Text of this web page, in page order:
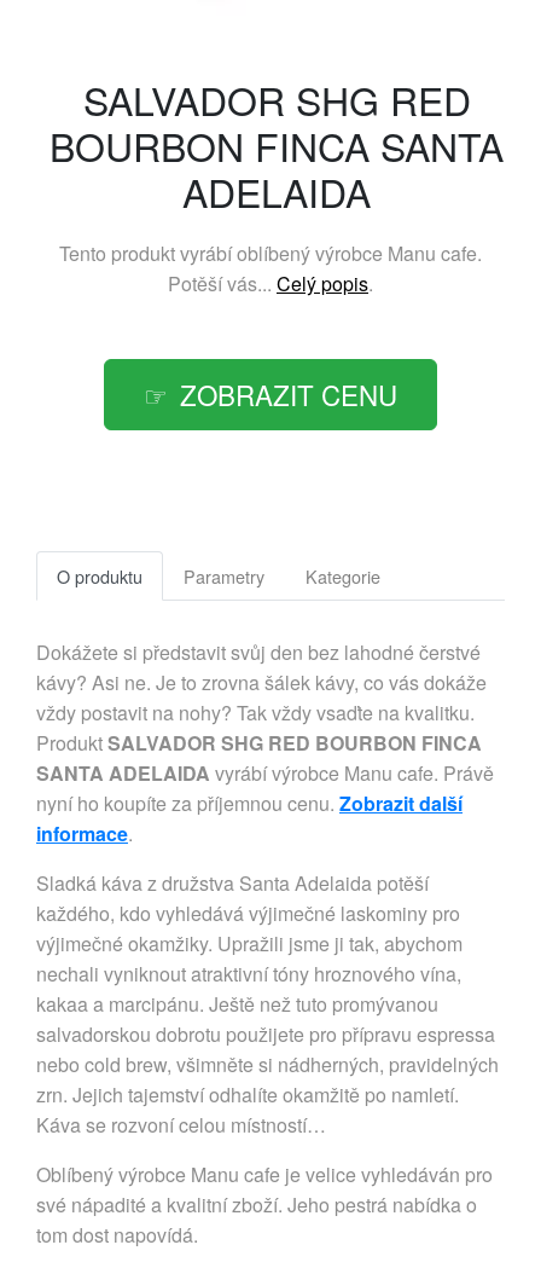
SALVADOR SHG RED
BOURBON FINCA SANTA
ADELAIDA
Tento produkt vyrábí oblíbený výrobce Manu cafe.
Potěší vás... Celý popis.
ZOBRAZIT CENU
O produktu Parametry Kategorie
Dokážete si představit svůj den bez lahodné čerstvé
kávy? Asi ne. Je to zrovna šálek kávy, co vás dokáže
vždy postavit na nohy? Tak vždy vsaďte na kvalitku.
ProduktSALVADOR SHG RED BOURBON FINCA
SANTA ADELAIDA vyrábí výrobce Manu cafe. Právě
nyní ho koupíte za příjemnou cenu. Zobrazit další
informace.
Sladká káva z družstva Santa Adelaida potěší
každého, kdo vyhledává výjimečné laskominy pro
výjimečné okamžiky. Upražili jsme ji tak, abychom
nechali vyniknout atraktivní tóny hroznového vína,
kakaa a marcipánu. Ještě než tuto promývanou
salvadorskou dobrotu použijete pro přípravu espressa
nebo cold brew, všimněte si nádherných, pravidelných
zrn. Jejich tajemství odhalíte okamžitě po namletí.
Káva se rozvoní celou místností…
Oblíbený výrobce Manu cafe je velice vyhledáván pro
své nápadité a kvalitní zboží. Jeho pestrá nabídka o
tom dost napovídá.